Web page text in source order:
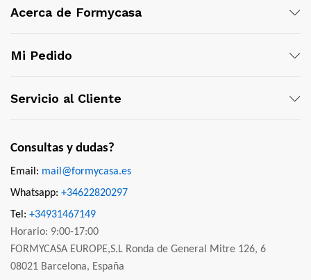
Acerca de Formycasa
Mi Pedido
Servicio al Cliente
Consultas y dudas?
Email: mail@formycasa.es
Whatsapp: +34622820297
Tel: +34931467149
Horario: 9:00-17:00
FORMYCASA EUROPE,S.L Ronda de General Mitre 126, 6
08021 Barcelona, España